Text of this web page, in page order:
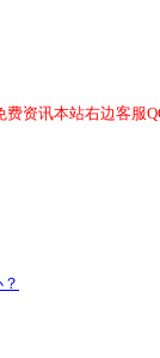
费资讯本站右边客服